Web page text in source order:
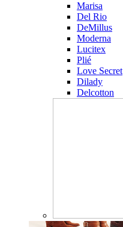
Marisa
Del Rio
DeMillus
Moderna
Lucitex
Plié
Love Secret
Dilady
Delcotton